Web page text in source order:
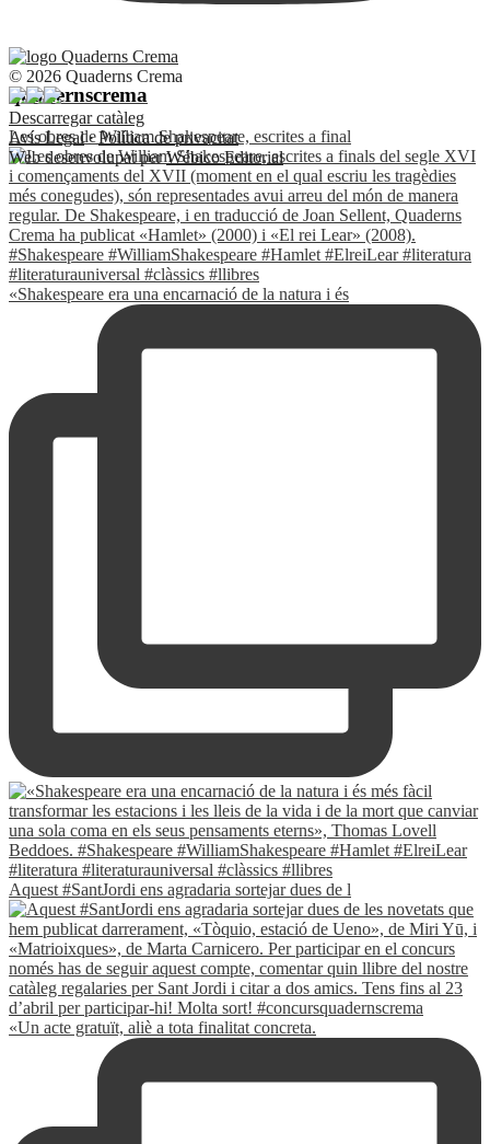
quadernscrema
Les obres de William Shakespeare, escrites a final
«Shakespeare era una encarnació de la natura i és
Aquest #SantJordi ens agradaria sortejar dues de l
«Un acte gratuït, aliè a tota finalitat concreta.
© 2026 Quaderns Crema
Descarregar catàleg
Avís Legal·Política de privacitat
Web desenvolupat perWébico Editorial